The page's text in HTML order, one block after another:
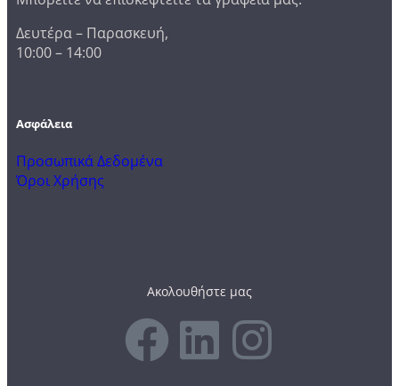
Δευτέρα – Παρασκευή,
10:00 – 14:00
Ασφάλεια
Προσωπικά Δεδομένα
Όροι Χρήσης
Ακολουθήστε μας